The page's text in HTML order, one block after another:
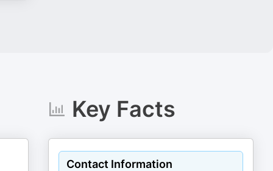
Key Facts
Contact Information